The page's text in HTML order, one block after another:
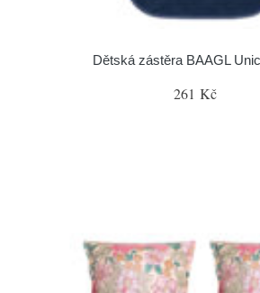
Dětská zástěra BAAGL
261 Kč